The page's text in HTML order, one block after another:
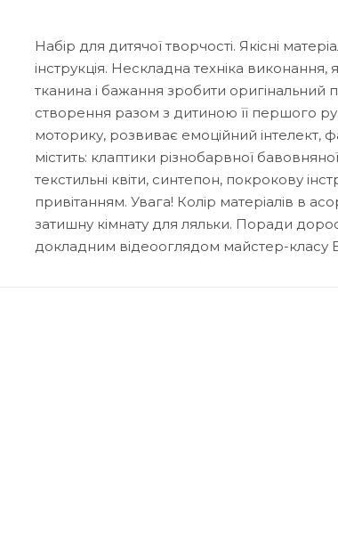
Набір для дитячої творчості. Якісні
інструкція. Нескладна техніка
тканина і бажання зробити
створення разом з дитиною її першого
моторику, розвиває емоційний інтелект,
містить: клаптики різнобарвної
текстильні квіти, синтепон, покрокову
привітанням. Увага! Колір матеріалів в
затишну кімнату для ляльки. Поради
докладним відеооглядом майстер-класу